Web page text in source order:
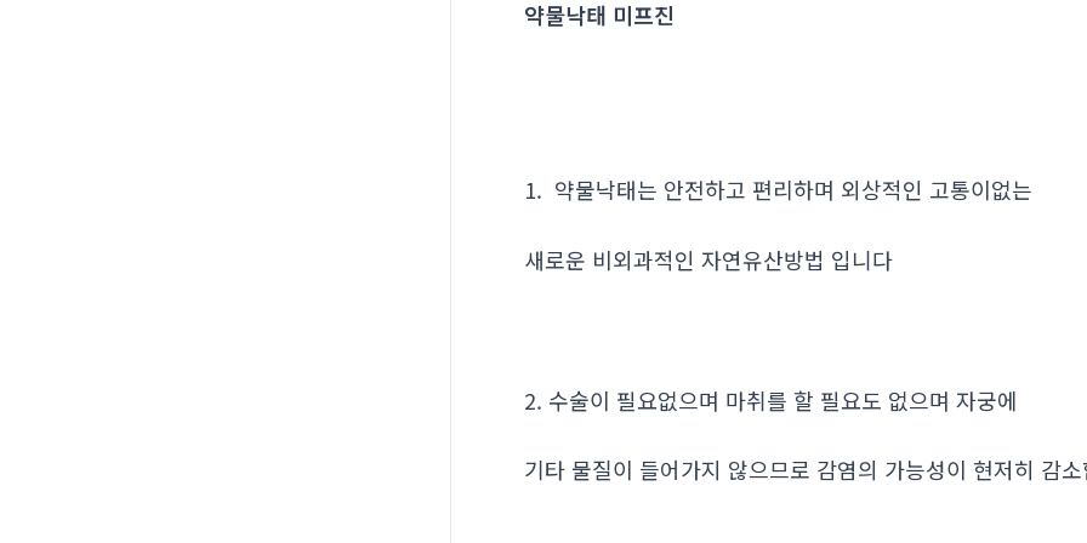
약물낙태 미프진
1. 약물낙태는 안전하고 편리하며 외상적인 고통이없는
새로운 비외과적인 자연유산방법 입니다
2. 수술이 필요없으며 마취를 할 필요도 없으며 자궁에
기타 물질이 들어가지 않으므로 감염의 가능성이 현저히 감